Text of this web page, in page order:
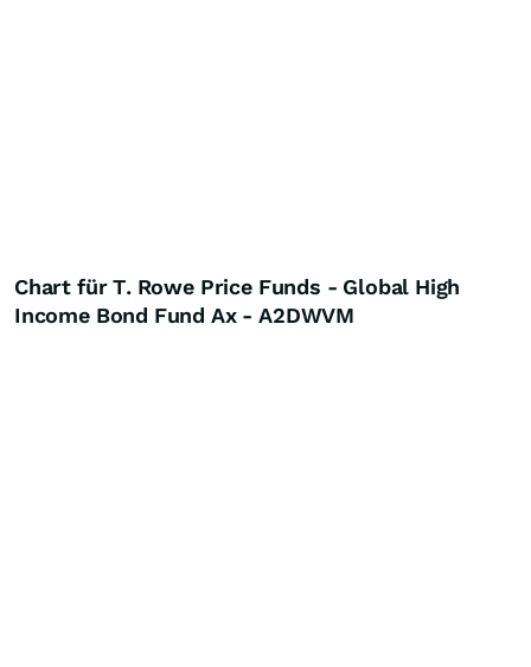
Chart für T. Rowe Price Funds - Global High
Income Bond Fund Ax - A2DWVM